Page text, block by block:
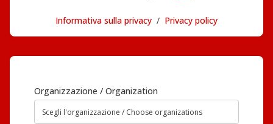
Informativa sulla privacy / Privacy policy
Organizzazione / Organization